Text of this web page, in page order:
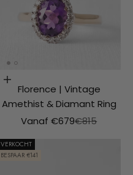
Opties kiezen
Florence | Vintage
Amethist & Diamant Ring
Aanbiedingsprijs
Vanaf €679Normale prijs
€815
VERKOCHT
BESPAAR €141